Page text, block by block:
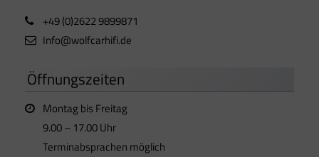
+49 (0)2622 9899871
Info@wolfcarhifi.de
Öffnungszeiten
Montag bis Freitag
9.00 – 17.00 Uhr
Terminabsprachen möglich